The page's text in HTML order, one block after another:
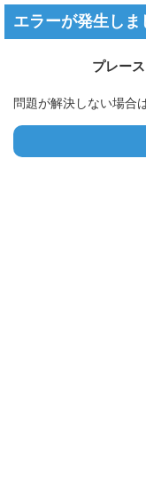
エラーが発生しま
プレー
問題が解決しない場合